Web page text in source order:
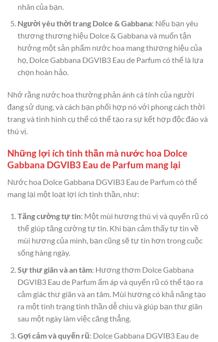
nhân của bạn.
Người yêu thời trang Dolce & Gabbana: Nếu bạn yêu
thương thương hiệu Dolce & Gabbana và muốn tận
hưởng một sản phẩm nước hoa mang thương hiệu của
họ, Dolce Gabbana DGVIB3 Eau de Parfum có thể là lựa
chọn hoàn hảo.
Nhớ rằng nước hoa thường phản ánh cá tính của người
đang sử dụng, và cách bạn phối hợp nó với phong cách thời
trang và tình hình cụ thể có thể tạo ra sự kết hợp độc đáo và
thú vị.
Những lợi ích tinh thần mà nước hoa Dolce
Gabbana DGVIB3 Eau de Parfum mang lại
Nước hoa Dolce Gabbana DGVIB3 Eau de Parfum có thể
mang lại một loạt lợi ích tinh thần, như:
Tăng cường tự tin: Một mùi hương thú vị và quyến rũ có
thể giúp tăng cường tự tin. Khi bạn cảm thấy tự tin về
mùi hương của mình, bạn cũng sẽ tự tin hơn trong cuộc
sống hàng ngày.
Sự thư giãn và an tâm: Hương thơm Dolce Gabbana
DGVIB3 Eau de Parfum ấm áp và quyến rũ có thể tạo ra
cảm giác thư giãn và an tâm. Mùi hương có khả năng tạo
ra một tình trạng tinh thần dễ chịu và giúp bạn thư giãn
sau một ngày làm việc căng thẳng.
Gợi cảm và quyến rũ: Dolce Gabbana DGVIB3 Eau de